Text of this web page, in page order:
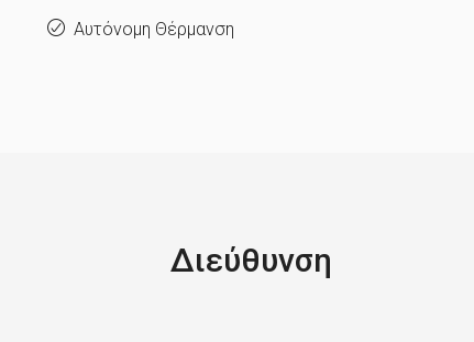
Αυτόνομη Θέρμανση
Διεύθυνση